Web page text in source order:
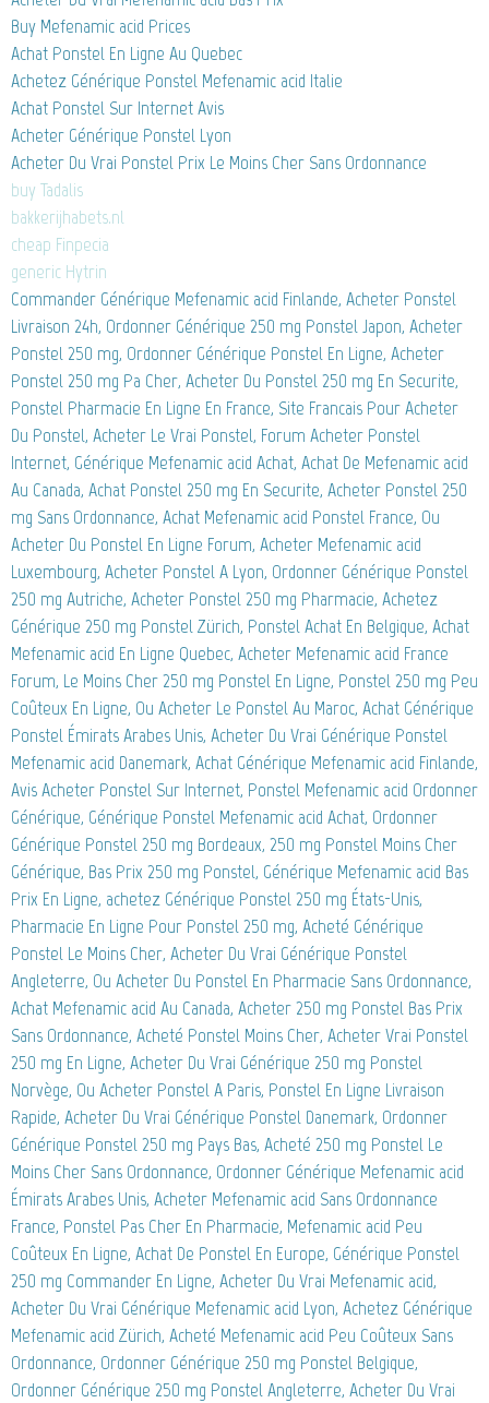
Buy Mefenamic acid Prices
Achat Ponstel En Ligne Au Quebec
Achetez Générique Ponstel Mefenamic acid Italie
Achat Ponstel Sur Internet Avis
Acheter Générique Ponstel Lyon
Acheter Du Vrai Ponstel Prix Le Moins Cher Sans Ordonnance
buy Tadalis
bakkerijhabets.nl
cheap Finpecia
generic Hytrin
Commander Générique Mefenamic acid Finlande, Acheter Ponstel
Livraison 24h, Ordonner Générique 250 mg Ponstel Japon, Acheter
Ponstel 250 mg, Ordonner Générique Ponstel En Ligne, Acheter
Ponstel 250 mg Pa Cher, Acheter Du Ponstel 250 mg En Securite,
Ponstel Pharmacie En Ligne En France, Site Francais Pour Acheter
Du Ponstel, Acheter Le Vrai Ponstel, Forum Acheter Ponstel
Internet, Générique Mefenamic acid Achat, Achat De Mefenamic acid
Au Canada, Achat Ponstel 250 mg En Securite, Acheter Ponstel 250
mg Sans Ordonnance, Achat Mefenamic acid Ponstel France, Ou
Acheter Du Ponstel En Ligne Forum, Acheter Mefenamic acid
Luxembourg, Acheter Ponstel A Lyon, Ordonner Générique Ponstel
250 mg Autriche, Acheter Ponstel 250 mg Pharmacie, Achetez
Générique 250 mg Ponstel Zürich, Ponstel Achat En Belgique, Achat
Mefenamic acid En Ligne Quebec, Acheter Mefenamic acid France
Forum, Le Moins Cher 250 mg Ponstel En Ligne, Ponstel 250 mg Peu
Coûteux En Ligne, Ou Acheter Le Ponstel Au Maroc, Achat Générique
Ponstel Émirats Arabes Unis, Acheter Du Vrai Générique Ponstel
Mefenamic acid Danemark, Achat Générique Mefenamic acid Finlande,
Avis Acheter Ponstel Sur Internet, Ponstel Mefenamic acid Ordonner
Générique, Générique Ponstel Mefenamic acid Achat, Ordonner
Générique Ponstel 250 mg Bordeaux, 250 mg Ponstel Moins Cher
Générique, Bas Prix 250 mg Ponstel, Générique Mefenamic acid Bas
Prix En Ligne, achetez Générique Ponstel 250 mg États-Unis,
Pharmacie En Ligne Pour Ponstel 250 mg, Acheté Générique
Ponstel Le Moins Cher, Acheter Du Vrai Générique Ponstel
Angleterre, Ou Acheter Du Ponstel En Pharmacie Sans Ordonnance,
Achat Mefenamic acid Au Canada, Acheter 250 mg Ponstel Bas Prix
Sans Ordonnance, Acheté Ponstel Moins Cher, Acheter Vrai Ponstel
250 mg En Ligne, Acheter Du Vrai Générique 250 mg Ponstel
Norvège, Ou Acheter Ponstel A Paris, Ponstel En Ligne Livraison
Rapide, Acheter Du Vrai Générique Ponstel Danemark, Ordonner
Générique Ponstel 250 mg Pays Bas, Acheté 250 mg Ponstel Le
Moins Cher Sans Ordonnance, Ordonner Générique Mefenamic acid
Émirats Arabes Unis, Acheter Mefenamic acid Sans Ordonnance
France, Ponstel Pas Cher En Pharmacie, Mefenamic acid Peu
Coûteux En Ligne, Achat De Ponstel En Europe, Générique Ponstel
250 mg Commander En Ligne, Acheter Du Vrai Mefenamic acid,
Acheter Du Vrai Générique Mefenamic acid Lyon, Achetez Générique
Mefenamic acid Zürich, Acheté Mefenamic acid Peu Coûteux Sans
Ordonnance, Ordonner Générique 250 mg Ponstel Belgique,
Ordonner Générique 250 mg Ponstel Angleterre, Acheter Du Vrai